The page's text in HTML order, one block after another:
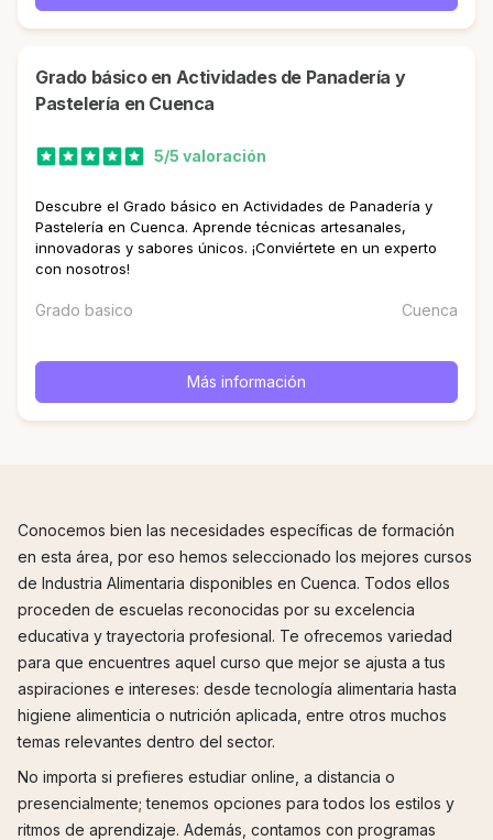
Grado básico en Actividades de Panadería y
Pastelería en Cuenca
5/5 valoración
Descubre el Grado básico en Actividades de Panadería y
Pastelería en Cuenca. Aprende técnicas artesanales,
innovadoras y sabores únicos. ¡Conviértete en un experto
con nosotros!
Grado basico Cuenca
Más información
Conocemos bien las necesidades específicas de formación
en esta área, por eso hemos seleccionado los mejores cursos
de Industria Alimentaria disponibles en Cuenca. Todos ellos
proceden de escuelas reconocidas por su excelencia
educativa y trayectoria profesional. Te ofrecemos variedad
para que encuentres aquel curso que mejor se ajusta a tus
aspiraciones e intereses: desde tecnología alimentaria hasta
higiene alimenticia o nutrición aplicada, entre otros muchos
temas relevantes dentro del sector.
No importa si prefieres estudiar online, a distancia o
presencialmente; tenemos opciones para todos los estilos y
ritmos de aprendizaje. Además, contamos con programas